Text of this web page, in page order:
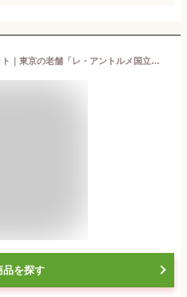
パリジャン・パドゥドゥセット｜東京の老舗「レ・アントルメ国立」人気のクッキーお取り寄せ おしゃれ 上品 美味しい 詰め合わせ アソート おすすめ ギフト 手土産 お返し 誕生日 芸能人 バニラ アーモンド お見舞い 退職 直送 産直 退職 昇進 送料無料 結婚
品を探す